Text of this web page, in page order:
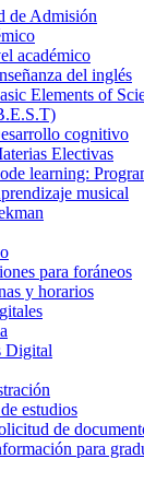
de Admisión
académico
del inglés
Elements of
cognitivo
Electivas
learning:
musical
para foráneos
y horarios
Digital
estudios
de
para